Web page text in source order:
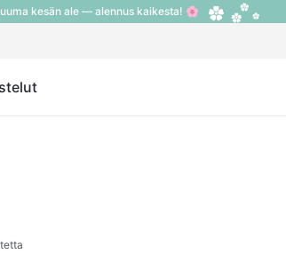
kesän ale — alennus kaikesta! 🌸